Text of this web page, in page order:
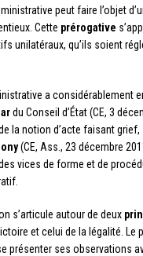
peut faire l’objet
Cette prérogative
unilatéraux, qu’ils soient
a considérablement
du Conseil d’État (CE, 3
la notion d’acte faisant grief,
(CE, Ass., 23 décembre
vices de forme et de
s’articule autour de deux
et celui de la légalité. Le
présenter ses observations